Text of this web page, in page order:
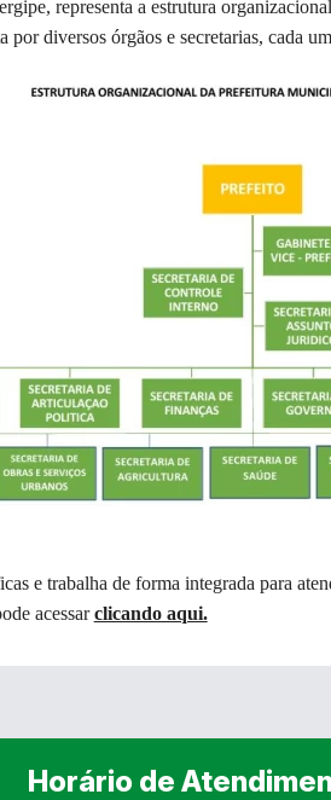
Folha
Obras
Saúde
Links
Vídeos
Galeria
Fotos
Antes e
Depois
COVID-
RSS/
representa a estrutura
por diversos órgãos e secretarias, cada
e trabalha de forma integrada para
acessarclicando aqui.
Horário de